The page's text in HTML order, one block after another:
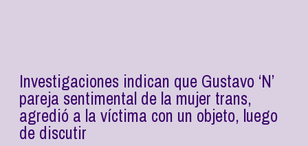
Investigaciones indican que Gustavo ‘N’
pareja sentimental de la mujer trans,
agredió a la víctima con un objeto, luego
de discutir